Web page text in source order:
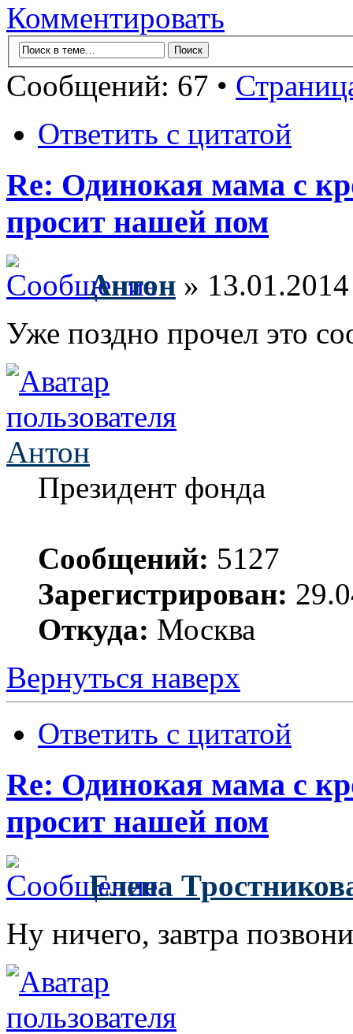
Комментировать
Сообщений: 67 •
Ответить с цитатой
Re: Одинокая мама с
просит нашей пом
Антон »
Уже поздно прочел это
Антон
Президент фонда
Сообщений: 5127
Зарегистрирован:
Откуда: Москва
Вернуться наверх
Ответить с цитатой
Re: Одинокая мама с
просит нашей пом
Елена
Ну ничего, завтра